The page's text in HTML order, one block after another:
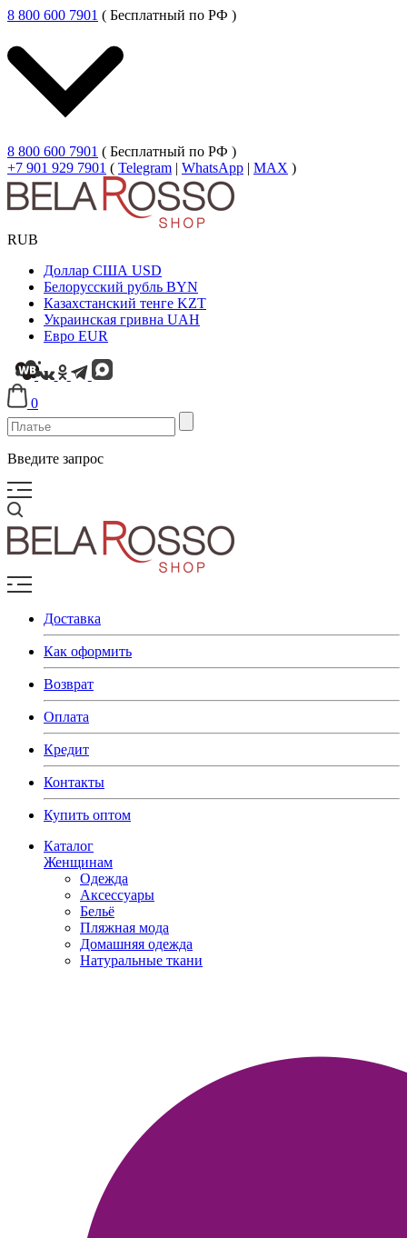
8 800 600 7901 ( Бесплатный по РФ )
8 800 600 7901 ( Бесплатный по РФ )
+7 901 929 7901 ( Telegram | WhatsApp | MAX )
RUB
Доллар США USD
Белорусский рубль BYN
Казахстанский тенге KZT
Украинская гривна UAH
Евро EUR
0
Введите запрос
Доставка
Как оформить
Возврат
Оплата
Кредит
Контакты
Купить оптом
Каталог
Женщинам
Одежда
Аксессуары
Бельё
Пляжная мода
Домашняя одежда
Натуральные ткани